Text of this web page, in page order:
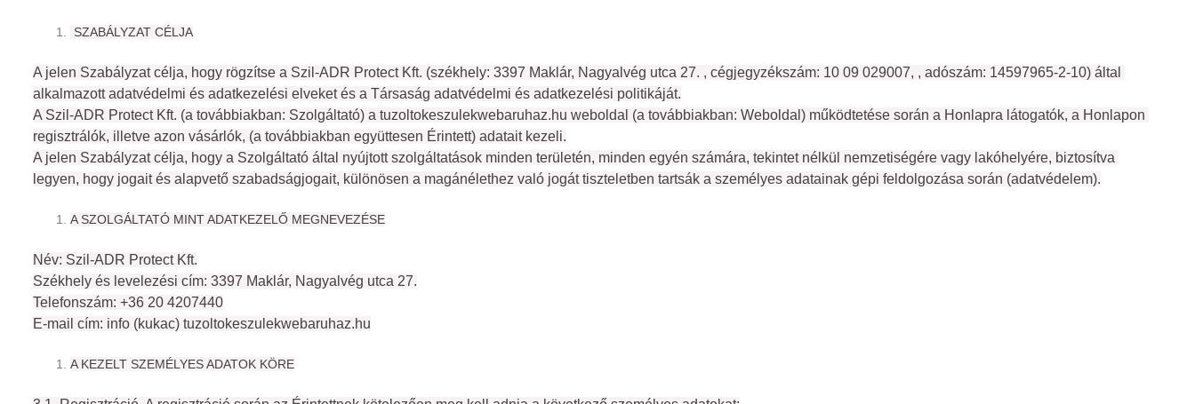
SZABÁLYZAT CÉLJA
A jelen Szabályzat célja, hogy rögzítse a Szil-ADR Protect Kft. (székhely: 3397 Maklár, Nagyalvég utca 27. , cégjegyzékszám: 10 09 029007, , adószám: 14597965-2-10) által
alkalmazott adatvédelmi és adatkezelési elveket és a Társaság adatvédelmi és adatkezelési politikáját.
A Szil-ADR Protect Kft. (a továbbiakban: Szolgáltató) a tuzoltokeszulekwebaruhaz.hu weboldal (a továbbiakban: Weboldal) működtetése során a Honlapra látogatók, a Honlapon
regisztrálók, illetve azon vásárlók, (a továbbiakban együttesen Érintett) adatait kezeli.
A jelen Szabályzat célja, hogy a Szolgáltató által nyújtott szolgáltatások minden területén, minden egyén számára, tekintet nélkül nemzetiségére vagy lakóhelyére, biztosítva
legyen, hogy jogait és alapvető szabadságjogait, különösen a magánélethez való jogát tiszteletben tartsák a személyes adatainak gépi feldolgozása során (adatvédelem).
A SZOLGÁLTATÓ MINT ADATKEZELŐ MEGNEVEZÉSE
Név: Szil-ADR Protect Kft.
Székhely és levelezési cím: 3397 Maklár, Nagyalvég utca 27.
Telefonszám: +36 20 4207440
E-mail cím: info (kukac) tuzoltokeszulekwebaruhaz.hu
A KEZELT SZEMÉLYES ADATOK KÖRE